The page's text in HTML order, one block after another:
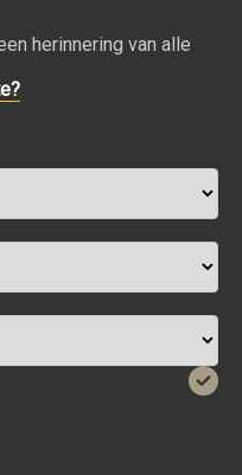
herinnering van alle